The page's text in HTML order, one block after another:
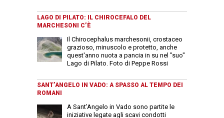
LAGO DI PILATO: IL CHIROCEFALO DEL
MARCHESONI C’È
Il Chirocephalus marchesonii, crostaceo
grazioso, minuscolo e protetto, anche
quest'anno nuota a pancia in su nel "suo"
Lago di Pilato. Foto di Peppe Rossi
SANT’ANGELO IN VADO: A SPASSO AL TEMPO DEI
ROMANI
A Sant’Angelo in Vado sono partite le
iniziative legate agli scavi condotti